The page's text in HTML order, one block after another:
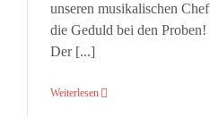
unseren musikalischen
die Geduld bei den
Der [...]
Weiterlesen